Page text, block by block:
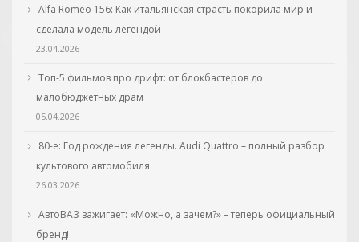
Alfa Romeo 156: Как итальянская страсть покорила мир и
сделала модель легендой
23.04.2026
Топ-5 фильмов про дрифт: от блокбастеров до
малобюджетных драм
05.04.2026
80-е: Год рождения легенды. Audi Quattro – полный разбор
культового автомобиля.
26.03.2026
АвтоВАЗ зажигает: «Можно, а зачем?» – теперь официальный
бренд!